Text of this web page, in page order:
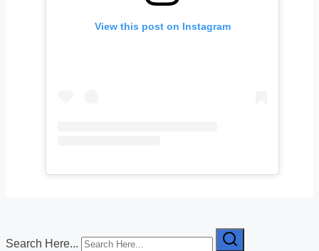
View this post on Instagram
Search Here...